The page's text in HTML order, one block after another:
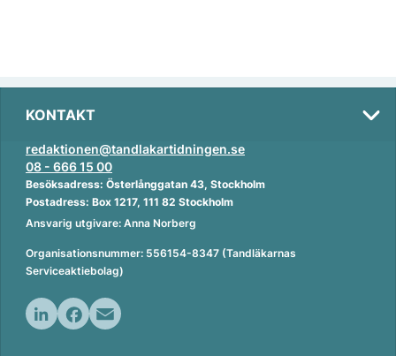
KONTAKT
redaktionen@tandlakartidningen.se
08 - 666 15 00
Besöksadress: Österlånggatan 43, Stockholm
Postadress: Box 1217, 111 82 Stockholm
Ansvarig utgivare: Anna Norberg
Organisationsnummer: 556154-8347 (Tandläkarnas
Serviceaktiebolag)